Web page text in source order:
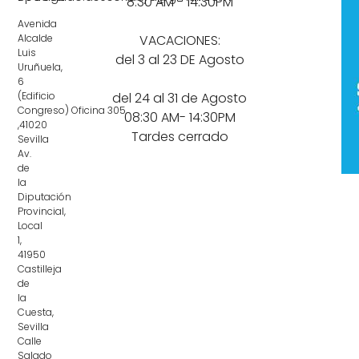
Avenida
Alcalde
Luis
Uruñuela,
6
(Edificio
Congreso) Oficina 305
,41020
Sevilla
Av.
de
la
Diputación
Provincial,
Local
1,
41950
Castilleja
de
la
Cuesta,
Sevilla
Calle
Salado
VACACIONES:
del 3 al 23 DE Agosto
del 24 al 31 de Agosto
08:30 AM- 14:30PM
Tardes cerrado